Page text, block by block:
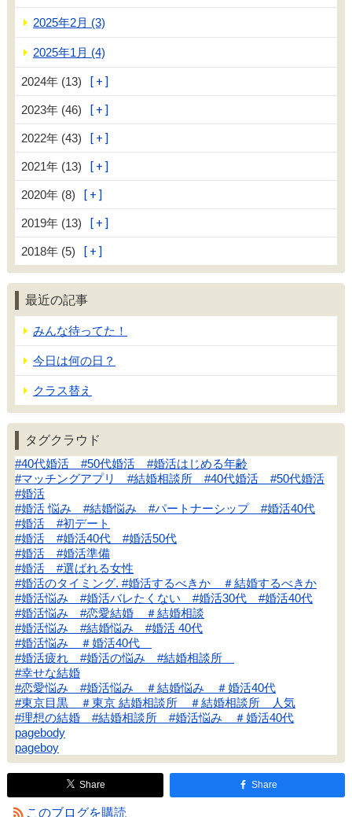
2025年2月 (3)
2025年1月 (4)
2024年 (13)
2023年 (46)
2022年 (43)
2021年 (13)
2020年 (8)
2019年 (13)
2018年 (5)
最近の記事
みんな待ってた！
今日は何の日？
クラス替え
タグクラウド
#40代婚活 #50代婚活 #婚活はじめる年齢
#マッチングアプリ #結婚相談所 #40代婚活 #50代婚活
#婚活
#婚活 悩み #結婚悩み #パートナーシップ #婚活40代
#婚活 #初デート
#婚活 #婚活40代 #婚活50代
#婚活 #婚活準備
#婚活 #選ばれる女性
#婚活のタイミング. #婚活するべきか ＃結婚するべきか
#婚活悩み #婚活バレたくない #婚活30代 #婚活40代
#婚活悩み #恋愛結婚 ＃結婚相談
#婚活悩み #結婚悩み #婚活 40代
#婚活悩み ＃婚活40代
#婚活疲れ #婚活の悩み #結婚相談所
#幸せな結婚
#恋愛悩み #婚活悩み ＃結婚悩み ＃婚活40代
#東京目黒 ＃東京 結婚相談所 ＃結婚相談所 人気
#理想の結婚 #結婚相談所 #婚活悩み ＃婚活40代
pagebody
pageboy
Share Share
このブログを購読